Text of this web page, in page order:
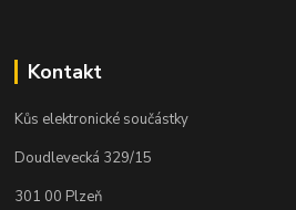
Kontakt
Kůs elektronické součástky
Doudlevecká 329/15
301 00 Plzeň